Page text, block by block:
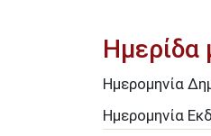
Ημερίδα
Ημερομηνία
Ημερομηνία